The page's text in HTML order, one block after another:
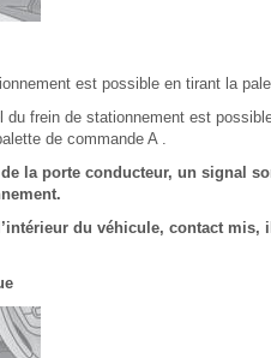
est possible en tirant la
frein de stationnement est
de commande A .
la porte conducteur, un signal
du véhicule, contact